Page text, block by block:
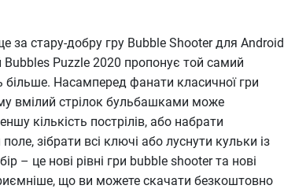
стару-добру гру Bubble Shooter для Android
Puzzle 2020 пропонує той самий
більше. Насамперед фанати класичної гри
вмілий стрілок бульбашками може
кількість пострілів, або набрати
зібрати всі ключі або луснути кульки із
– це нові рівні гри bubble shooter та нові
що ви можете скачати безкоштовно